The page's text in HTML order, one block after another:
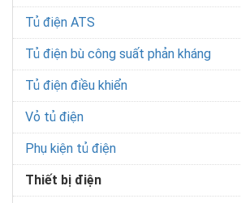
Tủ điện ATS
Tủ điện bù công suất phản kháng
Tủ điện điều khiển
Vỏ tủ điện
Phụ kiện tủ điện
Thiết bị điện